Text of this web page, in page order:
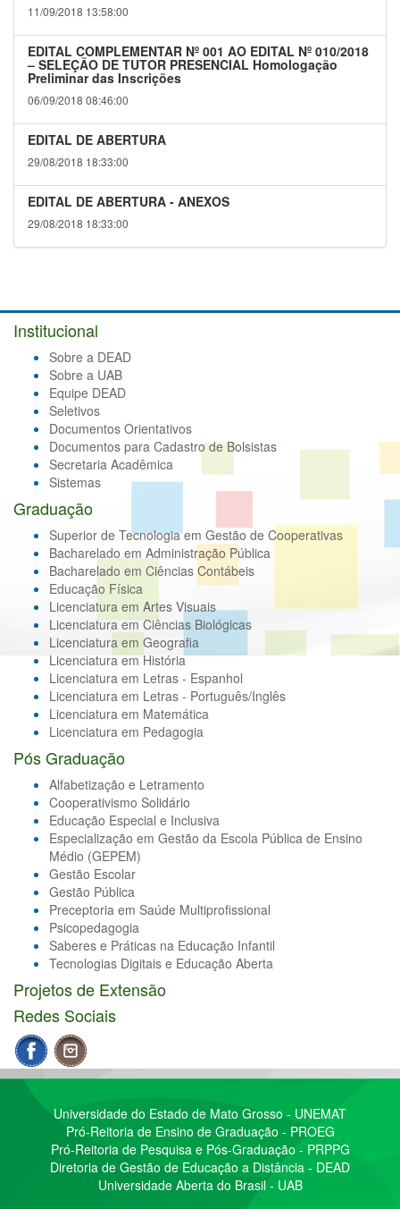
11/09/2018 13:58:00
EDITAL COMPLEMENTAR Nº 001 AO EDITAL Nº 010/2018
– SELEÇÃO DE TUTOR PRESENCIAL Homologação
Preliminar das Inscrições
06/09/2018 08:46:00
EDITAL DE ABERTURA
29/08/2018 18:33:00
EDITAL DE ABERTURA - ANEXOS
29/08/2018 18:33:00
Institucional
Sobre a DEAD
Sobre a UAB
Equipe DEAD
Seletivos
Documentos Orientativos
Documentos para Cadastro de Bolsistas
Secretaria Acadêmica
Sistemas
Graduação
Superior de Tecnologia em Gestão de Cooperativas
Bacharelado em Administração Pública
Bacharelado em Ciências Contábeis
Educação Física
Licenciatura em Artes Visuais
Licenciatura em Ciências Biológicas
Licenciatura em Geografia
Licenciatura em História
Licenciatura em Letras - Espanhol
Licenciatura em Letras - Português/Inglês
Licenciatura em Matemática
Licenciatura em Pedagogia
Pós Graduação
Alfabetização e Letramento
Cooperativismo Solidário
Educação Especial e Inclusiva
Especialização em Gestão da Escola Pública de Ensino
Médio (GEPEM)
Gestão Escolar
Gestão Pública
Preceptoria em Saúde Multiprofissional
Psicopedagogia
Saberes e Práticas na Educação Infantil
Tecnologias Digitais e Educação Aberta
Projetos de Extensão
Redes Sociais
Universidade do Estado de Mato Grosso - UNEMAT
Pró-Reitoria de Ensino de Graduação - PROEG
Pró-Reitoria de Pesquisa e Pós-Graduação - PRPPG
Diretoria de Gestão de Educação a Distância - DEAD
Universidade Aberta do Brasil - UAB